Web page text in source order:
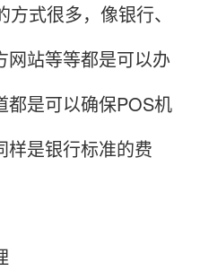
方式很多，像银行、
网站等等都是可以办
都是可以确保POS机
样是银行标准的费